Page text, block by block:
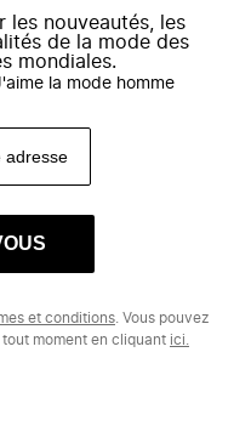
les nouveautés, les
de la mode des
mondiales.
la mode homme
et conditions . Vous pouvez
moment en cliquant ici.